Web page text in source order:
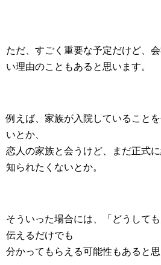
ただ、すごく重要な予定だけど、
い理由のこともあると思います。
例えば、家族が入院していること
いとか、
恋人の家族と会うけど、まだ正式
知られたくないとか。
そういった場合には、「どうして
伝えるだけでも
分かってもらえる可能性もあると思